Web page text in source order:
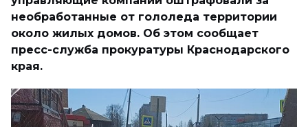
необработанные от гололеда территории
около жилых домов. Об этом сообщает
пресс-служба прокуратуры Краснодарского
края.